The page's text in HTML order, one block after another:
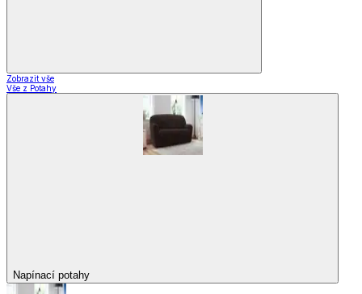
Zobrazit vše
Vše z Potahy
Napínací potahy